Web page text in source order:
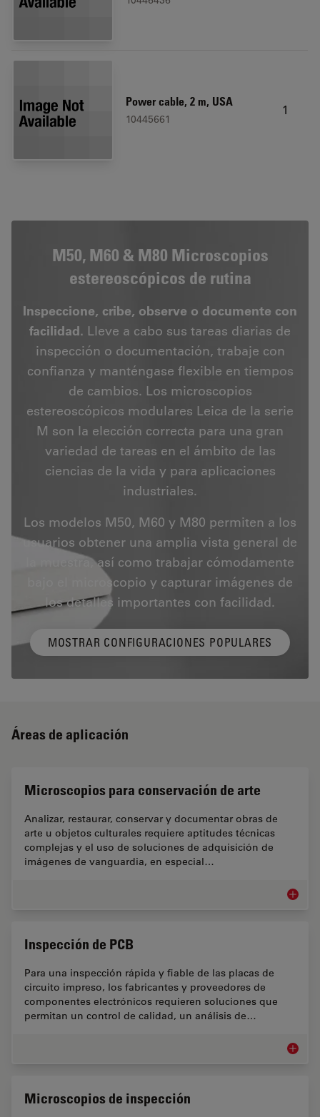
Power cable, 2 m, USA
10445661
1
M50, M60 & M80 Microscopios
estereoscópicos de rutina
Inspeccione, cribe, observe o documente con
facilidad. Lleve a cabo sus tareas diarias de
inspección o documentación, trabaje con
confianza y manténgase flexible en tiempos
de cambios. Los microscopios
estereoscópicos modulares Leica de la serie
M son la elección correcta para una gran
variedad de tareas en el ámbito de las
ciencias de la vida y para aplicaciones
industriales.
Los modelos M50, M60 y M80 permiten a los
usuarios obtener una amplia vista general de
la muestra, así como trabajar cómodamente
bajo el microscopio y capturar imágenes de
los detalles importantes con facilidad.
MOSTRAR CONFIGURACIONES POPULARES
Áreas de aplicación
Microscopios para conservación de arte
Analizar, restaurar, conservar y documentar obras de
arte u objetos culturales requiere aptitudes técnicas
complejas y el uso de soluciones de adquisición de
imágenes de vanguardia, en especial…
Inspección de PCB
Para una inspección rápida y fiable de las placas de
circuito impreso, los fabricantes y proveedores de
componentes electrónicos requieren soluciones que
permitan un control de calidad, un análisis de…
Microscopios de inspección